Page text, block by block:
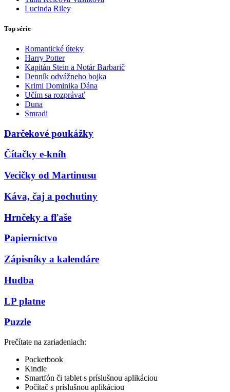
Lucinda Riley
Top série
Romantické úteky
Harry Potter
Kapitán Stein a Notár Barbarič
Denník odvážneho bojka
Krimi Dominika Dána
Učím sa rozprávať
Duna
Smradi
Darčekové poukážky
Čítačky e-kníh
Vecičky od Martinusu
Káva, čaj a pochutiny
Hrnčeky a fľaše
Papiernictvo
Zápisníky a kalendáre
Hudba
LP platne
Puzzle
Prečítate na zariadeniach:
Pocketbook
Kindle
Smartfón či tablet s príslušnou aplikáciou
Počítač s príslušnou aplikáciou